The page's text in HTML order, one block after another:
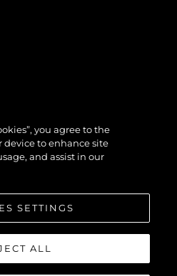
Page
you agree to the
device to enhance site
and assist in our
SETTINGS
ALL